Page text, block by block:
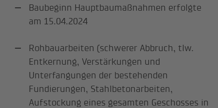
Baubeginn Hauptbaumaßnahmen erfolgte
am 15.04.2024
Rohbauarbeiten (schwerer Abbruch, tlw.
Entkernung, Verstärkungen und
Unterfangungen der bestehenden
Fundierungen, Stahlbetonarbeiten,
Aufstockung eines gesamten Geschosses in